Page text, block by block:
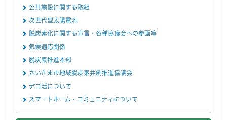
公共施設に関する取組
次世代型太陽電池
脱炭素化に関する宣言・各種協議会への参画等
気候適応関係
脱炭素推進本部
さいたま市地域脱炭素共創推進協議会
デコ活について
スマートホーム・コミュニティについて